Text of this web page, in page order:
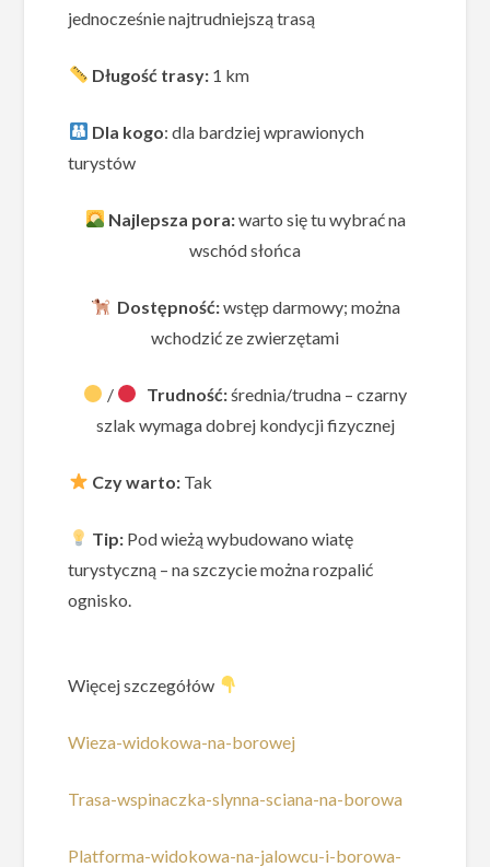
jednocześnie najtrudniejszą trasą
Długość trasy:1 km
Dla kogo: dla bardziej wprawionych
turystów
Najlepsza pora:warto się tu wybrać na
wschód słońca
Dostępność:wstęp darmowy; można
wchodzić ze zwierzętami
/ Trudność:średnia/trudna – czarny
szlak wymaga dobrej kondycji fizycznej
Czy warto:Tak
Tip:Pod wieżą wybudowano wiatę
turystyczną – na szczycie można rozpalić
ognisko.
Więcej szczegółów
Wieza-widokowa-na-borowej
Trasa-wspinaczka-slynna-sciana-na-borowa
Platforma-widokowa-na-jalowcu-i-borowa-